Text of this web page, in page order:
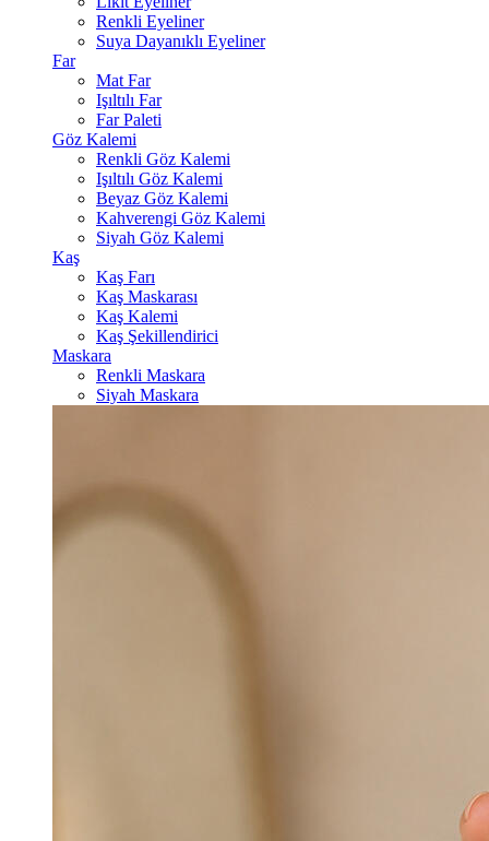
Renkli Eyeliner
Suya Dayanıklı Eyeliner
Far
Mat Far
Işıltılı Far
Far Paleti
Göz Kalemi
Renkli Göz Kalemi
Işıltılı Göz Kalemi
Beyaz Göz Kalemi
Kahverengi Göz Kalemi
Siyah Göz Kalemi
Kaş
Kaş Farı
Kaş Maskarası
Kaş Kalemi
Kaş Şekillendirici
Maskara
Renkli Maskara
Siyah Maskara